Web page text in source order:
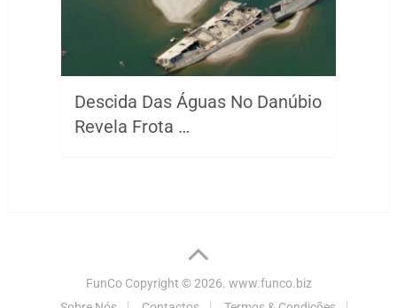
Descida Das Águas No Danúbio
Revela Frota …
FunCoCopyright © 2026. www.funco.biz